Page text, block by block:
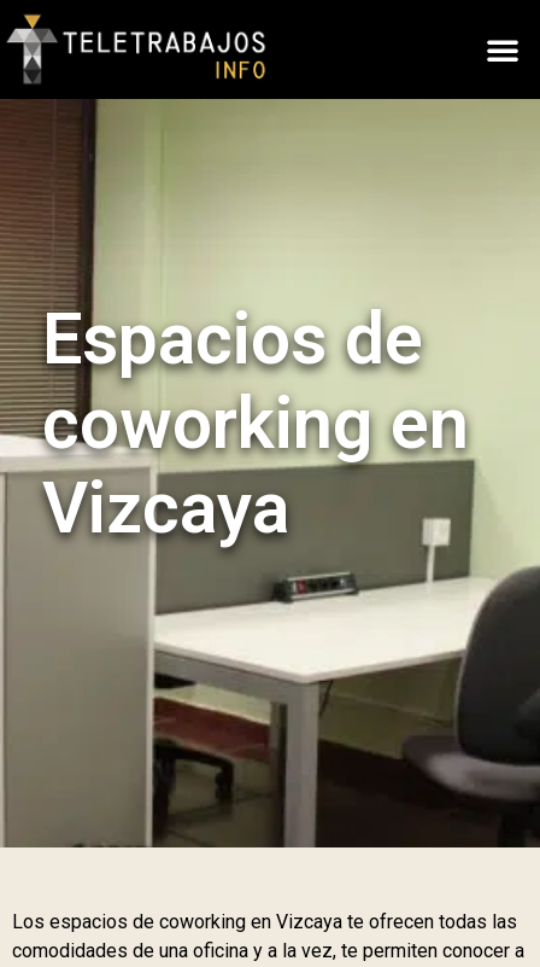
Espacios de
coworking en
Vizcaya
Los espacios de coworking en Vizcaya te ofrecen todas las
comodidades de una oficina y a la vez, te permiten conocer a